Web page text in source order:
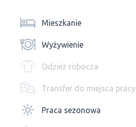
Mieszkanie
Wyżywienie
Odzież robocza
Transfer do miejsca pracy
Praca sezonowa